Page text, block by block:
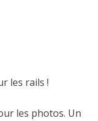
les rails !
les photos. Un